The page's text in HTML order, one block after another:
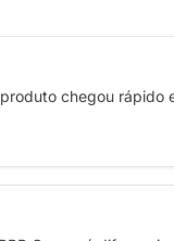
chegou rápido